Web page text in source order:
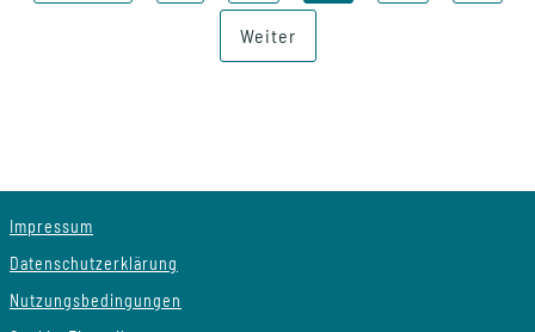
Weiter
Impressum
Datenschutzerklärung
Nutzungsbedingungen